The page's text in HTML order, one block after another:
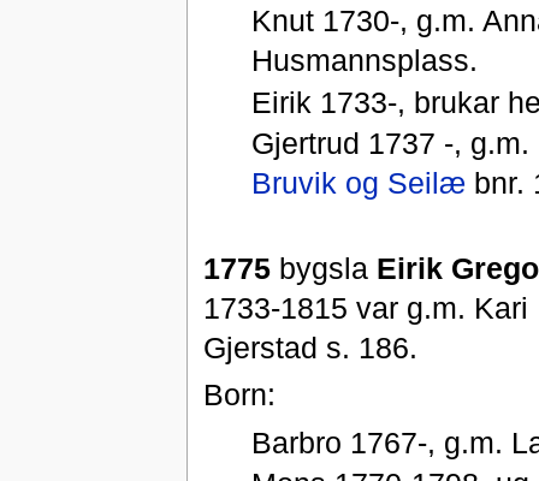
Knut 1730-, g.m.
Husmannsplass.
Eirik 1733-, brukar
Gjertrud 1737 -,
Bruvik og Seilæ bnr.
1775bygsla Eirik
1733-1815 var g.m.
Gjerstad s. 186.
Born:
Barbro 1767-, g.m.